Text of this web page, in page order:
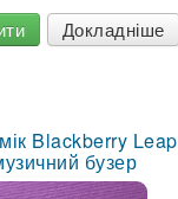
Докладніше
Blackberry Leap
бузер